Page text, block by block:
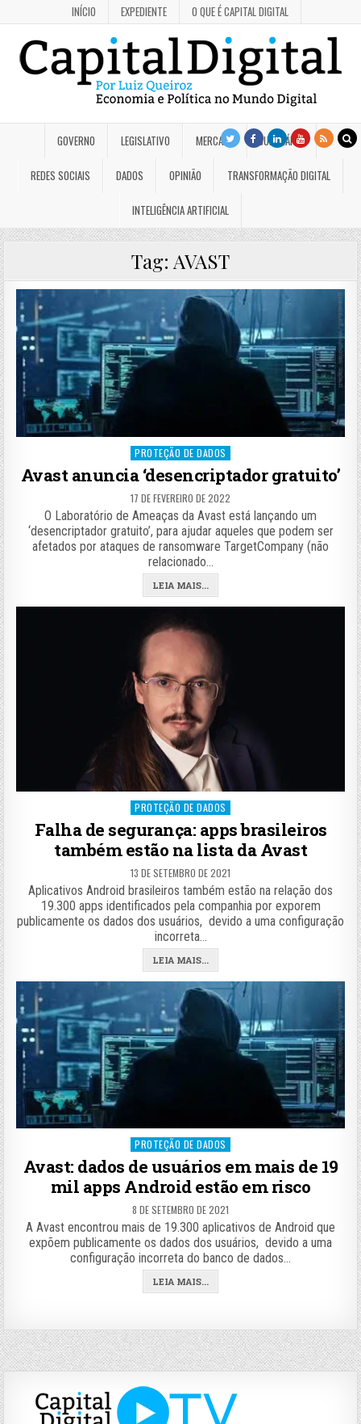
INÍCIO EXPEDIENTE O QUE É CAPITAL DIGITAL
GOVERNO LEGISLATIVO MERCADO JUDICIÁRIO
REDES SOCIAIS DADOS OPINIÃO TRANSFORMAÇÃO DIGITAL
INTELIGÊNCIA ARTIFICIAL
Tag: AVAST
Posted
PROTEÇÃO DE DADOS
Avast anuncia ‘desencriptador gratuito’
17 DE FEVEREIRO DE 2022
O Laboratório de Ameaças da Avast está lançando um
‘desencriptador gratuito’, para ajudar aqueles que podem ser
afetados por ataques de ransomware TargetCompany (não
relacionado…
LEIA MAIS...
Posted
PROTEÇÃO DE DADOS
Falha de segurança: apps brasileiros
também estão na lista da Avast
13 DE SETEMBRO DE 2021
Aplicativos Android brasileiros também estão na relação dos
19.300 apps identificados pela companhia por exporem
publicamente os dados dos usuários, devido a uma configuração
incorreta…
LEIA MAIS...
Posted
in
PROTEÇÃO DE DADOS
Avast: dados de usuários em mais de 19
mil apps Android estão em risco
8 DE SETEMBRO DE 2021
A Avast encontrou mais de 19.300 aplicativos de Android que
expõem publicamente os dados dos usuários, devido a uma
configuração incorreta do banco de dados…
LEIA MAIS...